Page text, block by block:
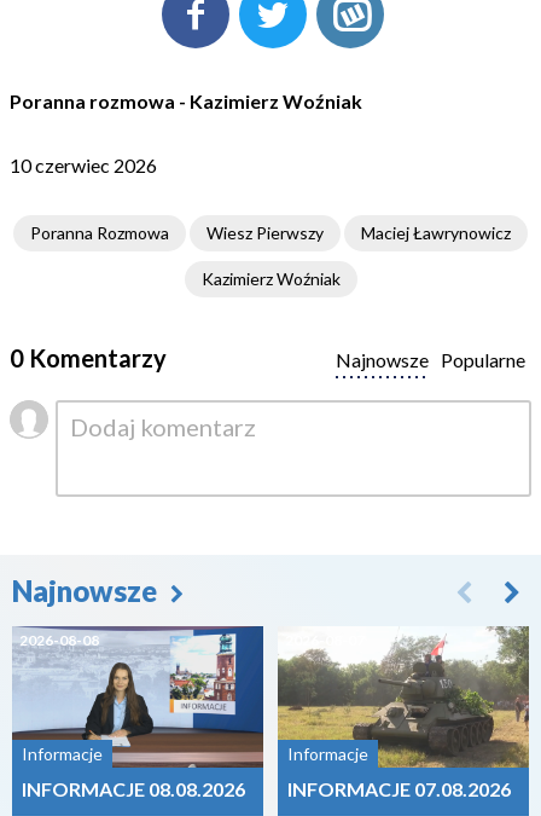
Poranna rozmowa - Kazimierz Woźniak
10 czerwiec 2026
Poranna Rozmowa Wiesz Pierwszy Maciej Ławrynowicz
Kazimierz Woźniak
0 Komentarzy Popularne
Najnowsze
Najnowsze
2026-08-08
Informacje
INFORMACJE 08.08.2026
Informacje
INFORMACJE 07.08.2026